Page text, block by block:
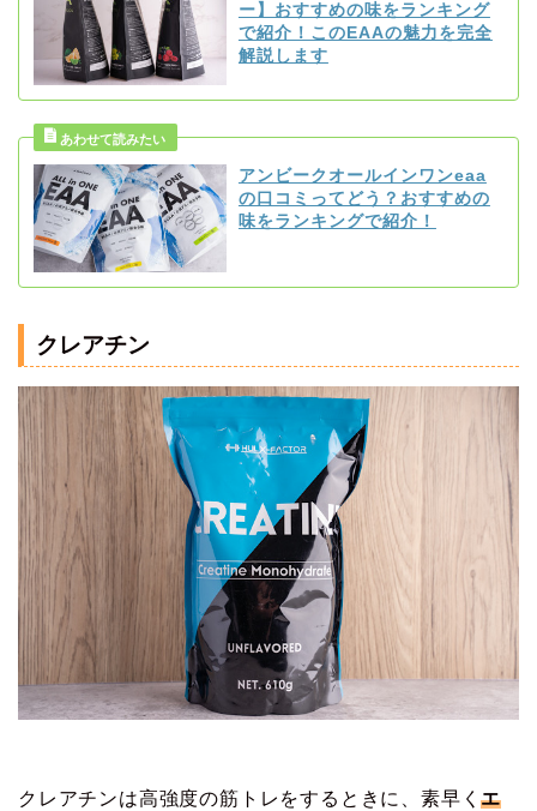
ー】おすすめの味をランキング
で紹介！このEAAの魅力を完全
解説します
アンビークオールインワンeaa
の口コミってどう？おすすめの
味をランキングで紹介！
クレアチン
クレアチンは高強度の筋トレをするときに、素早くエ